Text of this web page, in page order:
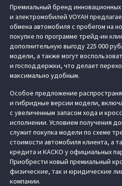
Премиальный бренд
и электромобилей VOYAH
обмена автомобиля с пробегом на
покупке по программе трейд-ин
дополнительную выгоду 225 000
модели, а также могут
и господдержки, что делает
максимально удобным.
Особое предложение
и гибридные версии модели,
с увеличенным запасом хода и
исполнении. Условием получения
служит покупка модели по схеме
стоимости автомобиля клиента, а
кредита и КАСКО у официальных
Приобрести новый премиальный
физические, так и юридические
компании.